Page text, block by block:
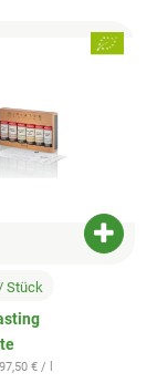
hinzufügen
/ Stück
€ / l
, Verband:
zu Favouriten hinzufügen